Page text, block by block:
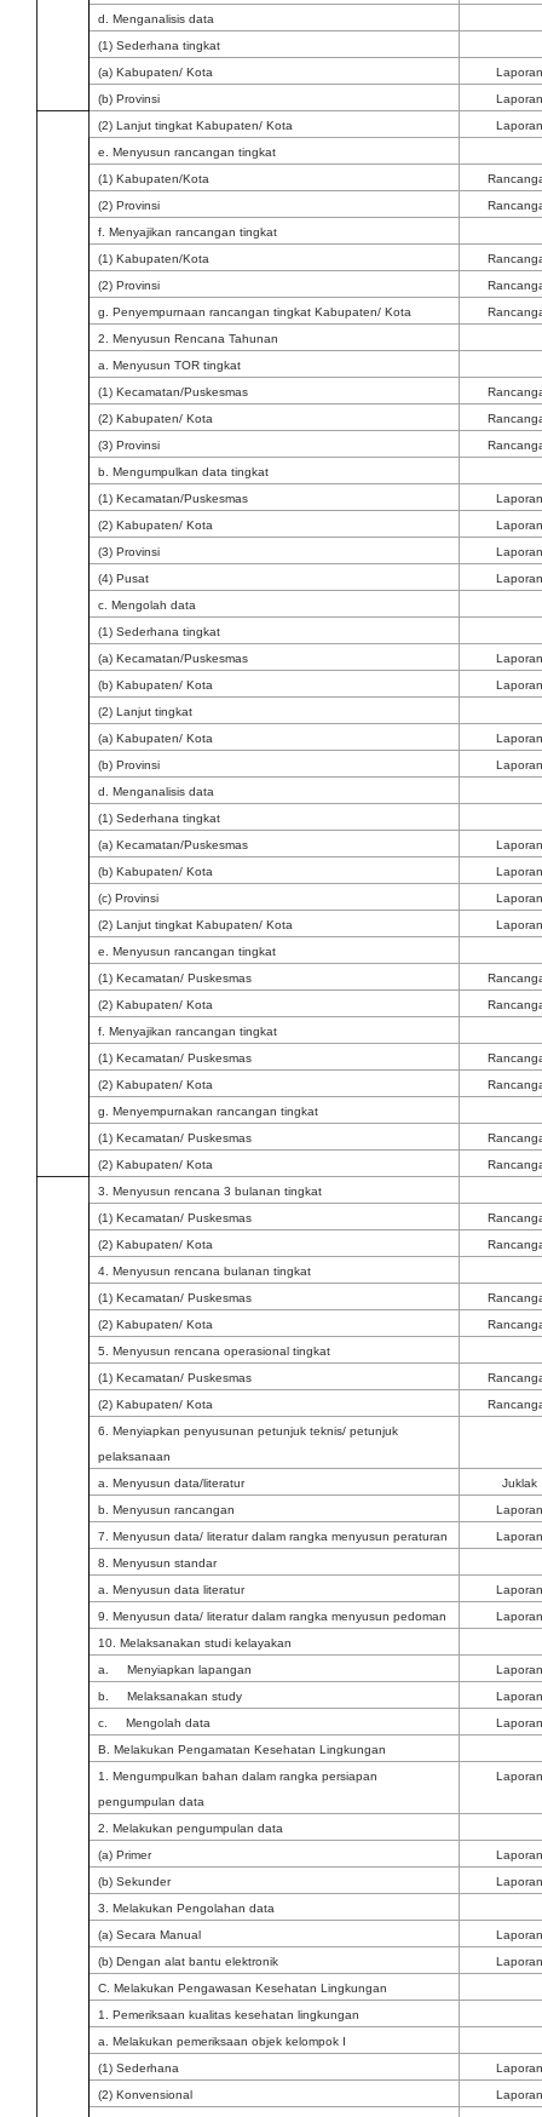
d. Menganalisis data
(1) Sederhana tingkat
(a) Kabupaten/ Kota
(b) Provinsi
(2) Lanjut tingkat Kabupaten/ Kota
e. Menyusun rancangan tingkat
(1) Kabupaten/Kota
(2) Provinsi
f. Menyajikan rancangan tingkat
(1) Kabupaten/Kota
(2) Provinsi
g. Penyempurnaan rancangan tingkat Kabupaten/ Kota
2. Menyusun Rencana Tahunan
a. Menyusun TOR tingkat
(1) Kecamatan/Puskesmas
(2) Kabupaten/ Kota
(3) Provinsi
b. Mengumpulkan data tingkat
(1) Kecamatan/Puskesmas
(2) Kabupaten/ Kota
(3) Provinsi
(4) Pusat
c. Mengolah data
(1) Sederhana tingkat
(a) Kecamatan/Puskesmas
(b) Kabupaten/ Kota
(2) Lanjut tingkat
(a) Kabupaten/ Kota
(b) Provinsi
d. Menganalisis data
(1) Sederhana tingkat
(a) Kecamatan/Puskesmas
(b) Kabupaten/ Kota
(c) Provinsi
(2) Lanjut tingkat Kabupaten/ Kota
e. Menyusun rancangan tingkat
(1) Kecamatan/ Puskesmas
(2) Kabupaten/ Kota
f. Menyajikan rancangan tingkat
(1) Kecamatan/ Puskesmas
(2) Kabupaten/ Kota
g. Menyempurnakan rancangan tingkat
(1) Kecamatan/ Puskesmas
(2) Kabupaten/ Kota
3. Menyusun rencana 3 bulanan tingkat
(1) Kecamatan/ Puskesmas
(2) Kabupaten/ Kota
4. Menyusun rencana bulanan tingkat
(1) Kecamatan/ Puskesmas
(2) Kabupaten/ Kota
5. Menyusun rencana operasional tingkat
(1) Kecamatan/ Puskesmas
(2) Kabupaten/ Kota
6. Menyiapkan penyusunan petunjuk teknis/ petunjuk
pelaksanaan
a. Menyusun data/literatur
Juklak
b. Menyusun rancangan
7. Menyusun data/ literatur dalam rangka menyusun peraturan
8. Menyusun standar
a. Menyusun data literatur
9. Menyusun data/ literatur dalam rangka menyusun pedoman
10. Melaksanakan studi kelayakan
a. Menyiapkan lapangan
b. Melaksanakan study
c. Mengolah data
B. Melakukan Pengamatan Kesehatan Lingkungan
1. Mengumpulkan bahan dalam rangka persiapan
pengumpulan data
2. Melakukan pengumpulan data
(a) Primer
(b) Sekunder
3. Melakukan Pengolahan data
(a) Secara Manual
(b) Dengan alat bantu elektronik
C. Melakukan Pengawasan Kesehatan Lingkungan
1. Pemeriksaan kualitas kesehatan lingkungan
a. Melakukan pemeriksaan objek kelompok I
(1) Sederhana
(2) Konvensional